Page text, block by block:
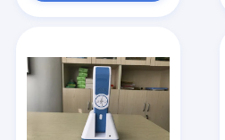
マイクロ derma のペン
無線周波数の美顔術機械